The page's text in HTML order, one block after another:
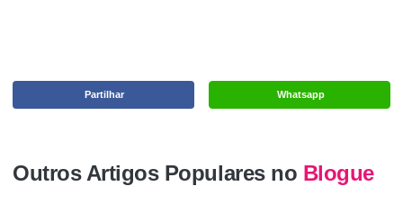
Whatsapp
Partilhar
Outros Artigos Populares no Blogue